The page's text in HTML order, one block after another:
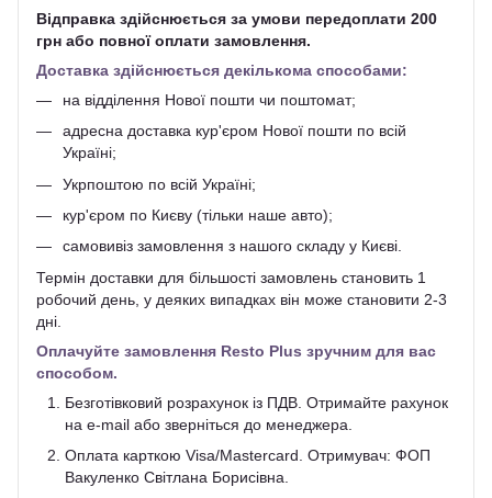
Відправка здійснюється за умови передоплати 200
грн або повної оплати замовлення.
Доставка здійснюється декількома способами:
на відділення Нової пошти чи поштомат;
адресна доставка кур'єром Нової пошти по всій
Україні;
Укрпоштою по всій Україні;
кур'єром по Києву (тільки наше авто);
самовивіз замовлення з нашого складу у Києві.
Термін доставки для більшості замовлень становить 1
робочий день, у деяких випадках він може становити 2-3
дні.
Оплачуйте замовлення Resto Plus зручним для вас
способом.
Безготівковий розрахунок із ПДВ. Отримайте рахунок
на e-mail або зверніться до менеджера.
Оплата карткою Visa/Mastercard. Отримувач: ФОП
Вакуленко Світлана Борисівна.